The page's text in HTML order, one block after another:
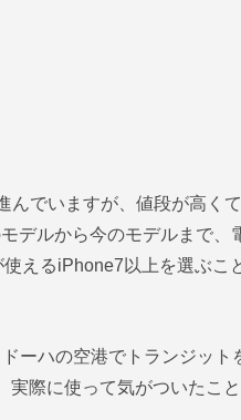
でいますが、値段が高く
デルから今のモデルまで、
えるiPhone7以上を選ぶこ
ーハの空港でトランジット
実際に使って気がついたこ